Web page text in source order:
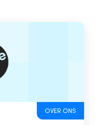
OVER ONS